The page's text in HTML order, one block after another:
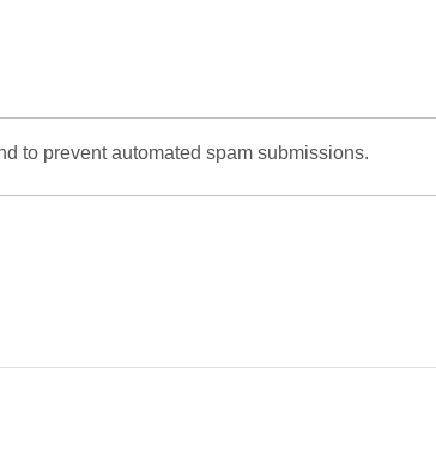
to prevent automated spam submissions.